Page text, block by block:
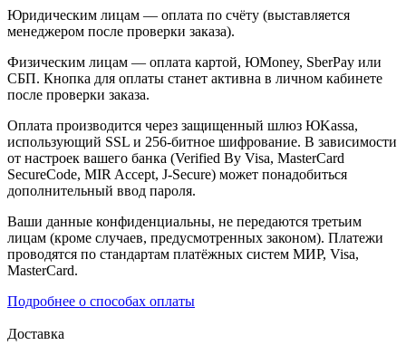
Юридическим лицам — оплата по счёту (выставляется
менеджером после проверки заказа).
Физическим лицам — оплата картой, ЮMoney, SberPay или
СБП. Кнопка для оплаты станет активна в личном кабинете
после проверки заказа.
Оплата производится через защищенный шлюз ЮKassa,
использующий SSL и 256-битное шифрование. В зависимости
от настроек вашего банка (Verified By Visa, MasterCard
SecureCode, MIR Accept, J-Secure) может понадобиться
дополнительный ввод пароля.
Ваши данные конфиденциальны, не передаются третьим
лицам (кроме случаев, предусмотренных законом). Платежи
проводятся по стандартам платёжных систем МИР, Visa,
MasterCard.
Подробнее о способах оплаты
Доставка